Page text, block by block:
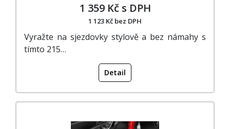
1 359 Kč s DPH
1 123 Kč bez DPH
Vyražte na sjezdovky stylově a bez námahy s
tímto 215…
Detail